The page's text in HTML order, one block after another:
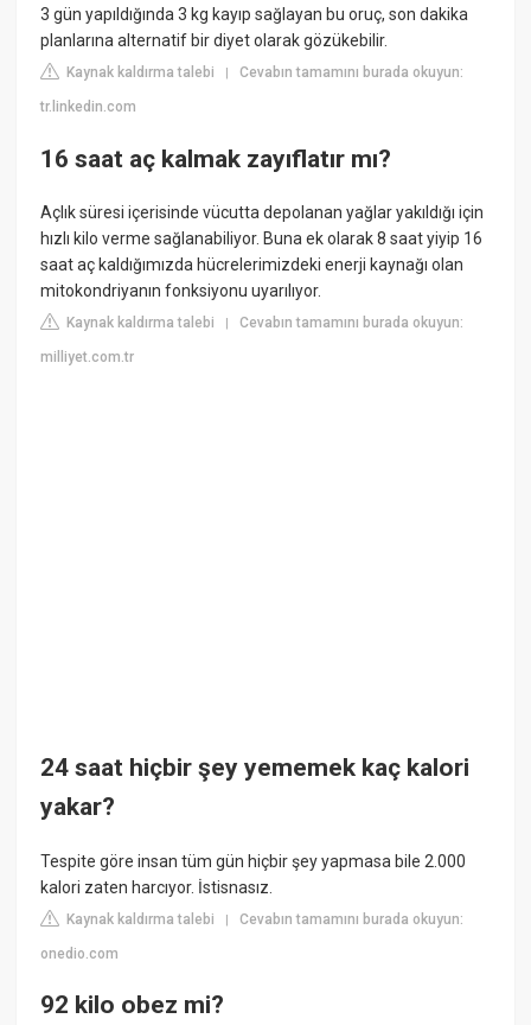
3 gün yapıldığında 3 kg kayıp sağlayan bu oruç, son dakika
planlarına alternatif bir diyet olarak gözükebilir.
Kaynak kaldırma talebi |Cevabın tamamını burada okuyun:
tr.linkedin.com
16 saat aç kalmak zayıflatır mı?
Açlık süresi içerisinde vücutta depolanan yağlar yakıldığı için
hızlı kilo verme sağlanabiliyor. Buna ek olarak 8 saat yiyip 16
saat aç kaldığımızda hücrelerimizdeki enerji kaynağı olan
mitokondriyanın fonksiyonu uyarılıyor.
Kaynak kaldırma talebi |Cevabın tamamını burada okuyun:
milliyet.com.tr
24 saat hiçbir şey yememek kaç kalori
yakar?
Tespite göre insan tüm gün hiçbir şey yapmasa bile 2.000
kalori zaten harcıyor. İstisnasız.
Kaynak kaldırma talebi |Cevabın tamamını burada okuyun:
onedio.com
92 kilo obez mi?